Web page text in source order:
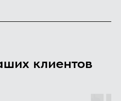
клиентов